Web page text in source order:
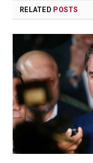
RELATED POSTS